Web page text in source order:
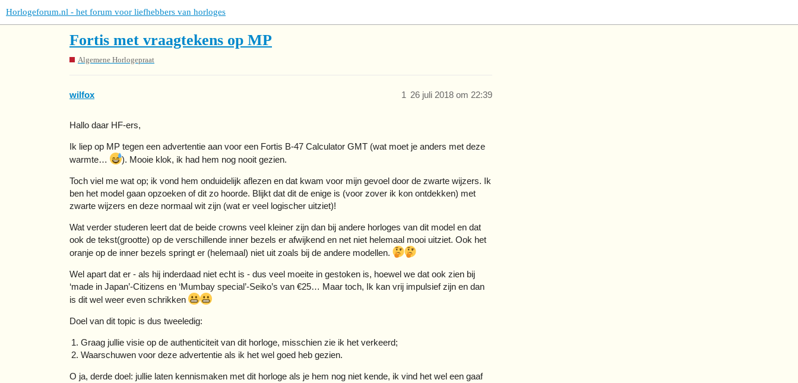
Horlogeforum.nl - het forum voor liefhebbers van horloges
Fortis met vraagtekens op MP
Algemene Horlogepraat
wilfox 26 juli 2018 om 22:39
1
Hallo daar HF-ers,
Ik liep op MP tegen een advertentie aan voor een Fortis B-47 Calculator GMT (wat moet je anders met deze
warmte…
). Mooie klok, ik had hem nog nooit gezien.
Toch viel me wat op; ik vond hem onduidelijk aflezen en dat kwam voor mijn gevoel door de zwarte wijzers. Ik
ben het model gaan opzoeken of dit zo hoorde. Blijkt dat dit de enige is (voor zover ik kon ontdekken) met
zwarte wijzers en deze normaal wit zijn (wat er veel logischer uitziet)!
Wat verder studeren leert dat de beide crowns veel kleiner zijn dan bij andere horloges van dit model en dat
ook de tekst(grootte) op de verschillende inner bezels er afwijkend en net niet helemaal mooi uitziet. Ook het
oranje op de inner bezels springt er (helemaal) niet uit zoals bij de andere modellen.
Wel apart dat er - als hij inderdaad niet echt is - dus veel moeite in gestoken is, hoewel we dat ook zien bij
‘made in Japan’-Citizens en ‘Mumbay special’-Seiko’s van €25… Maar toch, Ik kan vrij impulsief zijn en dan
is dit wel weer even schrikken
Doel van dit topic is dus tweeledig:
Graag jullie visie op de authenticiteit van dit horloge, misschien zie ik het verkeerd;
Waarschuwen voor deze advertentie als ik het wel goed heb gezien.
O ja, derde doel: jullie laten kennismaken met dit horloge als je hem nog niet kende, ik vind het wel een gaaf